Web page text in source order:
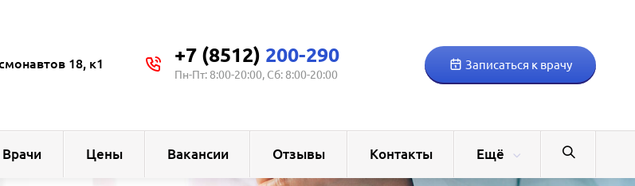
18, к1 +7 (8512) 200-290
Пн-Пт: 8:00-20:00, Сб: 8:00-20:00
Записаться к врачу
Врачи Цены Вакансии Отзывы Контакты Ещё